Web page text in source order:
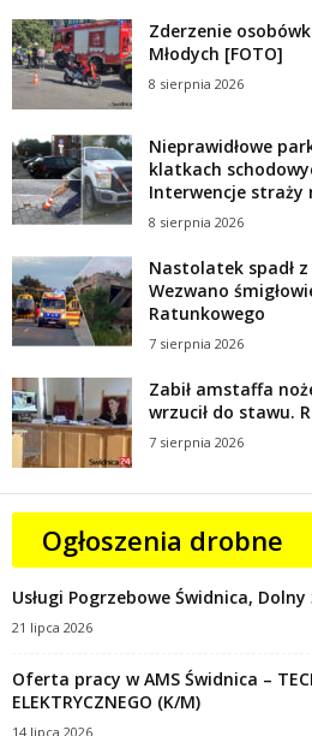
Zderzenie
Młodych [FOTO]
8 sierpnia 2026
Nieprawidłowe
klatkach
Interwencje straży
8 sierpnia 2026
Nastolatek spadł
Wezwano
Ratunkowego
7 sierpnia 2026
Zabił amstaffa
wrzucił do stawu.
7 sierpnia 2026
Ogłoszenia drobne
Usługi Pogrzebowe Świdnica, Dolny
21 lipca 2026
Oferta pracy w AMS Świdnica –
ELEKTRYCZNEGO (K/M)
14 lipca 2026